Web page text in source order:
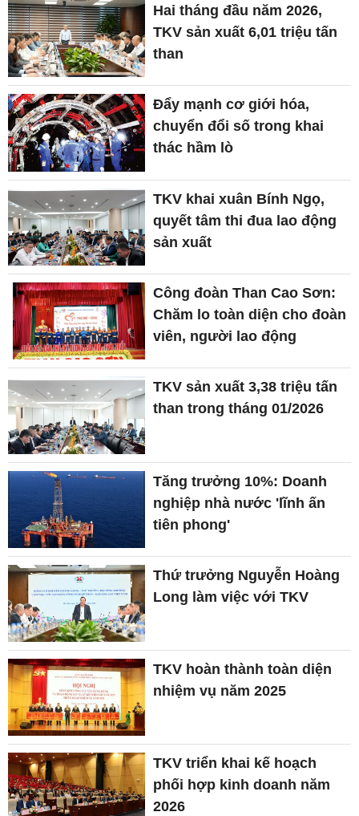
Hai tháng đầu năm 2026,
TKV sản xuất 6,01 triệu tấn
than
Đẩy mạnh cơ giới hóa,
chuyển đổi số trong khai
thác hầm lò
TKV khai xuân Bính Ngọ,
quyết tâm thi đua lao động
sản xuất
Công đoàn Than Cao Sơn:
Chăm lo toàn diện cho đoàn
viên, người lao động
TKV sản xuất 3,38 triệu tấn
than trong tháng 01/2026
Tăng trưởng 10%: Doanh
nghiệp nhà nước 'lĩnh ấn
tiên phong'
Thứ trưởng Nguyễn Hoàng
Long làm việc với TKV
TKV hoàn thành toàn diện
nhiệm vụ năm 2025
TKV triển khai kế hoạch
phối hợp kinh doanh năm
2026